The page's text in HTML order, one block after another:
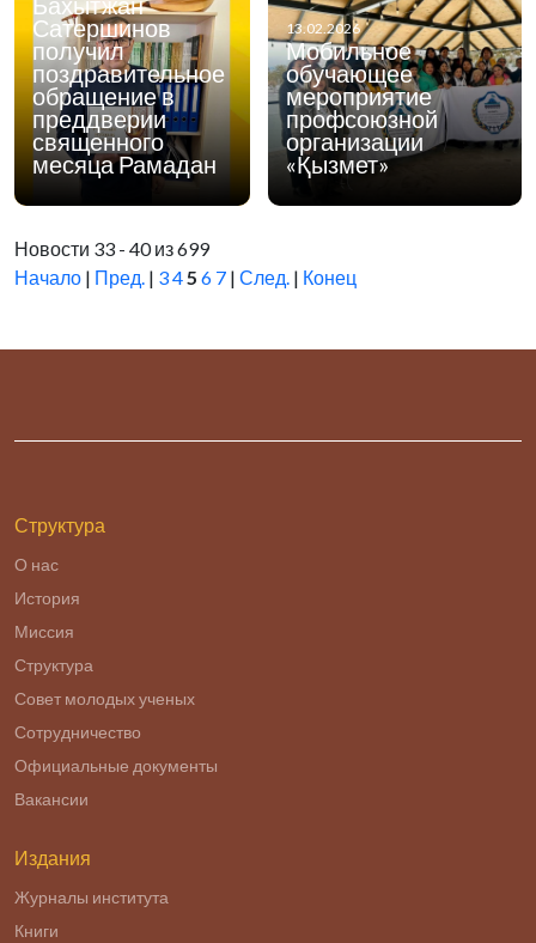
Сатершинов
получил
поздравительное
обращение в
преддверии
священного
месяца Рамадан
13.02.2026
Мобильное
обучающее
мероприятие
профсоюзной
организации
«Қызмет»
Новости 33 - 40 из 699
Начало | Пред. | 345 6 7 | След. | Конец
Структура
О нас
История
Миссия
Структура
Совет молодых ученых
Сотрудничество
Официальные документы
Вакансии
Издания
Журналы института
Книги